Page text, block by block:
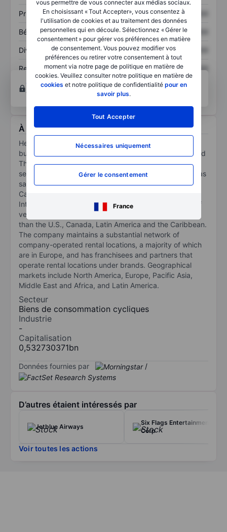
vous permettre de vous connecter aux médias sociaux.
En choisissant « Tout Accepter», vous consentez à
l'utilisation de cookies et au traitement des données
personnelles qui en découle. Sélectionnez « Gérer le
consentement » pour gérer vos préférences en matière
de consentement. Vous pouvez modifier vos
préférences ou retirer votre consentement à tout
moment via notre page de politique en matière de
cookies. Veuillez consulter notre politique en matière de
cookies et notre politique de confidentialité pour en
savoir plus.
Tout Accepter
Nécessaires uniquement
Gérer le consentement
France
Prix / ventes XXXXXXX XXXXXXX
Bénéfice par action XXXXXXX XXXXXXX
Dividende par action XXXXXXX
Rendement des
capitaux propres
XXXXXXX
XXXXXXX
Ouvrir un compte pour accéder à d’autres outils
techniques et d’analyses.
À propos Hertz Global Holdings Inc.
Hertz Global Holdings Inc is engaged principally in the
business of renting vehicles through its Hertz, Dollar and
Thrifty brands. The company has two reportable
segments: i) Americas RAC: Rental of vehicles, as well as
sales of vehicles and value-added services, in the U.S.,
Canada, Latin America and the Caribbean, ii)
International RAC: Rental of vehicles, as well as sales of
vehicles and value-added services, in locations other
than the U.S., Canada, Latin America and the Caribbean.
The company maintains a substantial network of
company-operated rental locations, a majority of which
are in Europe, and has franchisees and partners that
operate rental locations under brands. Geographical
markets include North America, Europe, Pacific Asia,
Middle East and Africa, and Latin America.
Secteur
Biens de consommation cycliques
Industrie
-
Capitalisation
0,532730371bn
Données fournies par /
D’autres étaient intéressés par
Jetblue Airways
Six Flags Entertainment
Corp
Voir toutes les actions